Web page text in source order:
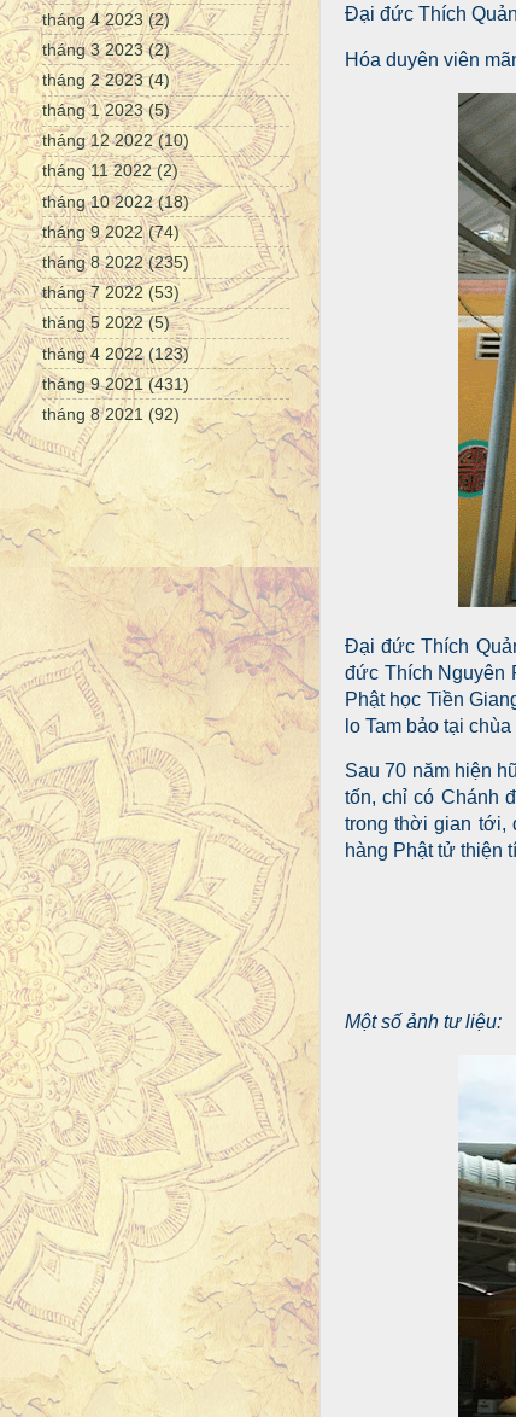
Đại đức Thích
Hóa duyên viên
Đại đức Thích
đức Thích Nguyên
Phật học Tiền
lo Tam bảo tại
Sau 70 năm hiện
tốn, chỉ có Chánh
trong thời gian tới,
hàng Phật tử thiện
Một số ảnh tư liệu:
tháng 4 2023(2)
tháng 3 2023(2)
tháng 2 2023(4)
tháng 1 2023(5)
tháng 12 2022(10)
tháng 11 2022(2)
tháng 10 2022(18)
tháng 9 2022(74)
tháng 8 2022(235)
tháng 7 2022 (53)
tháng 5 2022(5)
tháng 4 2022(123)
tháng 9 2021(431)
tháng 8 2021 (92)